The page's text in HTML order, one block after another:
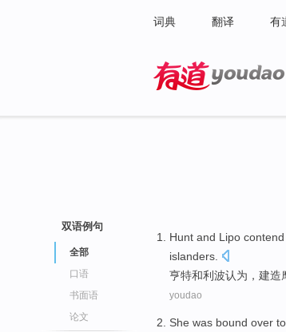
词典 翻译 有
双语例句
全部
口语
书面语
论文
Hunt and Lipo
islanders
亨特和利波认为 ，建
youdao
She was bound over to